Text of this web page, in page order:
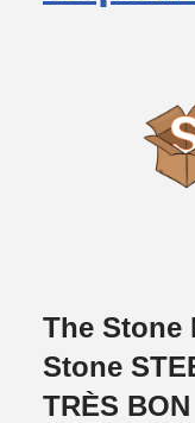
The Stone
Stone
TRÈS